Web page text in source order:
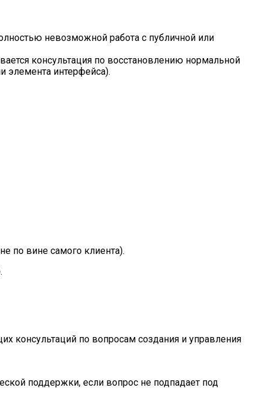
невозможной работа с публичной или
консультация по восстановлению нормальной
элемента интерфейса).
по вине самого клиента).
.
консультаций по вопросам создания и управления
поддержки, если вопрос не подпадает под